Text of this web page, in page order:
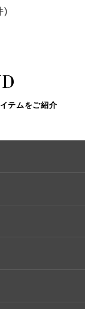
)
テムをご紹介